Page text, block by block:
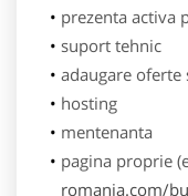
prezenta activa
suport tehnic
adaugare oferte
hosting
mentenanta
pagina proprie
romania.com/